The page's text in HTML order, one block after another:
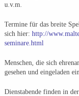
u.v.m.
Termine für das breite
sich hier: http://
seminare.html
Menschen, die sich
gesehen und eingeladen
Dienstabende finden in